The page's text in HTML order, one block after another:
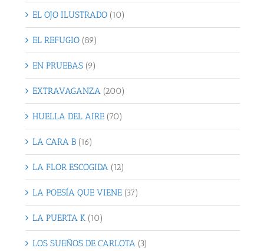
EL OJO ILUSTRADO (10)
EL REFUGIO (89)
EN PRUEBAS (9)
EXTRAVAGANZA (200)
HUELLA DEL AIRE (70)
LA CARA B (16)
LA FLOR ESCOGIDA (12)
LA POESÍA QUE VIENE (37)
LA PUERTA K (10)
LOS SUEÑOS DE CARLOTA (3)